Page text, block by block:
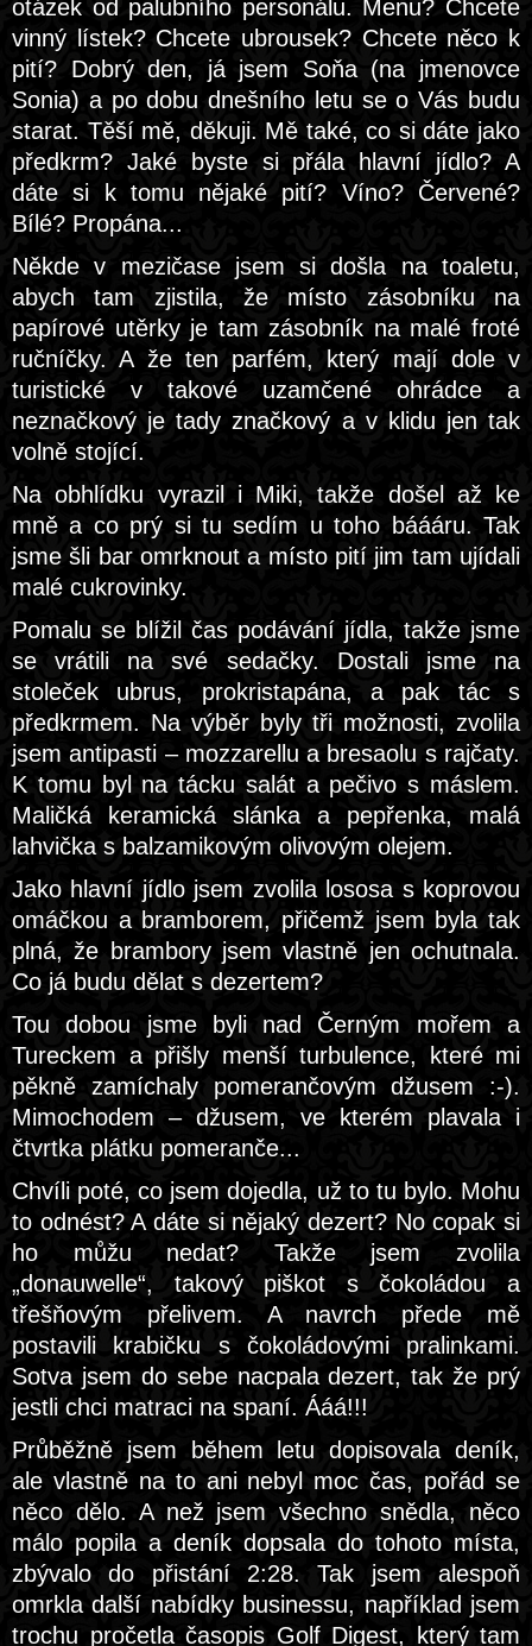
otázek od palubního personálu. Menu? Chcete
vinný lístek? Chcete ubrousek? Chcete něco k
pití? Dobrý den, já jsem Soňa (na jmenovce
Sonia) a po dobu dnešního letu se o Vás budu
starat. Těší mě, děkuji. Mě také, co si dáte jako
předkrm? Jaké byste si přála hlavní jídlo? A
dáte si k tomu nějaké pití? Víno? Červené?
Bílé? Propána...
Někde v mezičase jsem si došla na toaletu,
abych tam zjistila, že místo zásobníku na
papírové utěrky je tam zásobník na malé froté
ručníčky. A že ten parfém, který mají dole v
turistické v takové uzamčené ohrádce a
neznačkový je tady značkový a v klidu jen tak
volně stojící.
Na obhlídku vyrazil i Miki, takže došel až ke
mně a co prý si tu sedím u toho báááru. Tak
jsme šli bar omrknout a místo pití jim tam ujídali
malé cukrovinky.
Pomalu se blížil čas podávání jídla, takže jsme
se vrátili na své sedačky. Dostali jsme na
stoleček ubrus, prokristapána, a pak tác s
předkrmem. Na výběr byly tři možnosti, zvolila
jsem antipasti – mozzarellu a bresaolu s rajčaty.
K tomu byl na tácku salát a pečivo s máslem.
Maličká keramická slánka a pepřenka, malá
lahvička s balzamikovým olivovým olejem.
Jako hlavní jídlo jsem zvolila lososa s koprovou
omáčkou a bramborem, přičemž jsem byla tak
plná, že brambory jsem vlastně jen ochutnala.
Co já budu dělat s dezertem?
Tou dobou jsme byli nad Černým mořem a
Tureckem a přišly menší turbulence, které mi
pěkně zamíchaly pomerančovým džusem :-).
Mimochodem – džusem, ve kterém plavala i
čtvrtka plátku pomeranče...
Chvíli poté, co jsem dojedla, už to tu bylo. Mohu
to odnést? A dáte si nějaký dezert? No copak si
ho můžu nedat? Takže jsem zvolila
„donauwelle“, takový piškot s čokoládou a
třešňovým přelivem. A navrch přede mě
postavili krabičku s čokoládovými pralinkami.
Sotva jsem do sebe nacpala dezert, tak že prý
jestli chci matraci na spaní. Ááá!!!
Průběžně jsem během letu dopisovala deník,
ale vlastně na to ani nebyl moc čas, pořád se
něco dělo. A než jsem všechno snědla, něco
málo popila a deník dopsala do tohoto místa,
zbývalo do přistání 2:28. Tak jsem alespoň
omrkla další nabídky businessu, například jsem
trochu pročetla časopis Golf Digest, který tam